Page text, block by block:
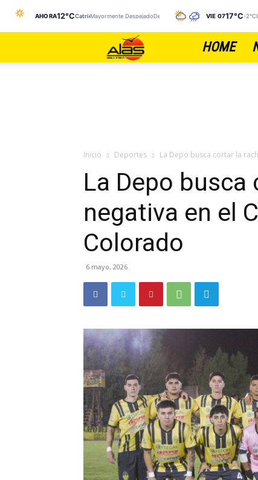
AHORA12°CCatrielMayormente DespejadoDespejado VIE 0717°C-2°C
HOME
Inicio Deportes La Depo busca cortar la
La Depo busca
negativa en el
Colorado
6 mayo, 2026